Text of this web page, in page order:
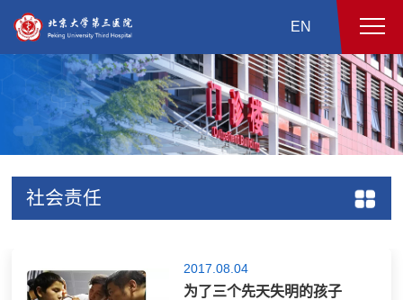
EN
社会责任
2017.08.04
为了三个先天失明的孩子